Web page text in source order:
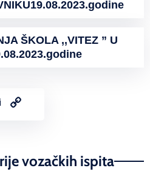
ŠKOLA ,,VITEZ ” U
Email
vozačkih ispita